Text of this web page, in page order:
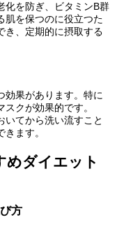
化を防ぎ、ビタミンB群
肌を保つのに役立つた
き、定期的に摂取する
効果があります。特に
クが効果的です。
いてから洗い流すこと
ます。
めダイエット
方